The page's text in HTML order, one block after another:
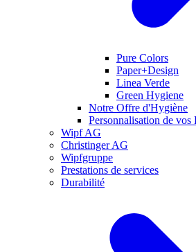
Pure Colors
Paper+Design
Linea Verde
Green Hygiene
Notre Offre d'Hygiène
Personnalisation de vos
Wipf AG
Christinger AG
Wipfgruppe
Prestations de services
Durabilité